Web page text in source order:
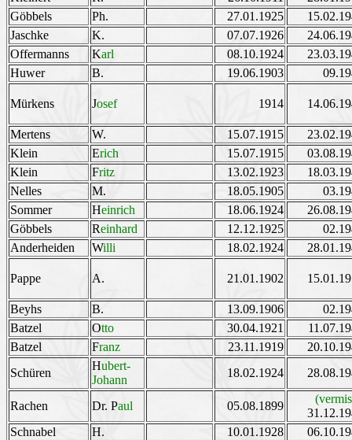
Göbbels
Ph. 27.01.1925
Jaschke
K. 07.07.1926
Offermanns
Karl 08.10.1924
Huwer
B. 19.06.1903
Mürkens Josef 1914
Mertens W. 15.07.1915
Klein
Erich 15.07.1915
Klein
Fritz 13.02.1923
Nelles
M. 18.05.1905
Sommer
Heinrich 18.06.1924
Göbbels
Reinhard 12.12.1925
Anderheiden
Willi 18.02.1924
Pappe A. 21.01.1902
Beyhs B. 13.09.1906
Batzel
Otto 30.04.1921
Batzel
Franz 23.11.1919
Schüren
Hubert-
Johann
18.02.1924
Rachen Dr. Paul 05.08.1899
Schnabel
H. 10.01.1928